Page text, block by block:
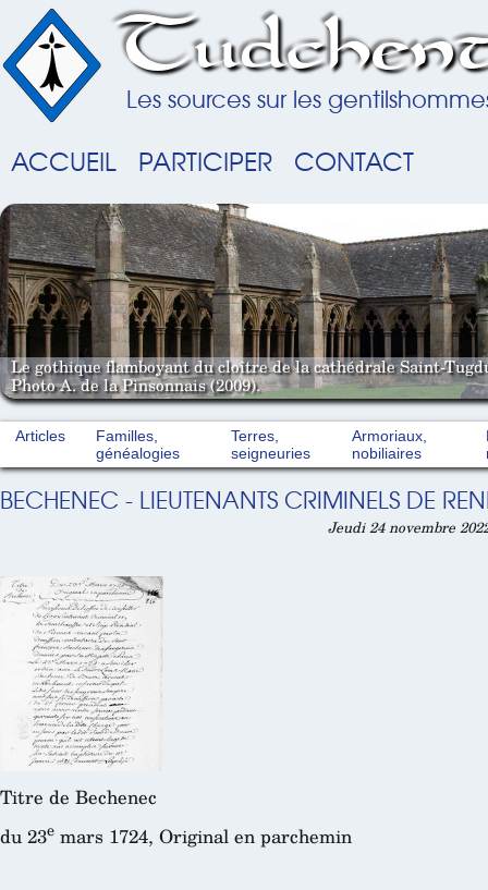
Les sources sur les
ACCUEIL PARTICIPER CONTACT
Le gothique flamboyant du cloître de la cathédrale Saint-
Photo A. de la Pinsonnais (2009).
Articles
Familles,
généalogies
Terres,
seigneuries
Armoriaux,
nobiliaires
BECHENEC - LIEUTENANTS CRIMINELS DE
Jeudi 24 novembre
Titre de Bechenec
du 23e mars 1724, Original en parchemin